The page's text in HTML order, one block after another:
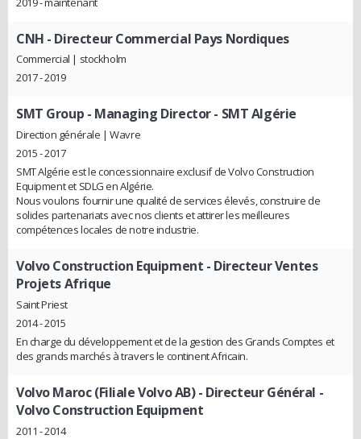
CNH - Directeur Commercial Pays Nordiques
Commercial | stockholm
2017 - 2019
SMT Group - Managing Director - SMT Algérie
Direction générale | Wavre
2015 - 2017
SMT Algérie est le concessionnaire exclusif de Volvo Construction
Equipment et SDLG en Algérie.
Nous voulons fournir une qualité de services élevés, construire de
solides partenariats avec nos clients et attirer les meilleures
compétences locales de notre industrie.
Volvo Construction Equipment - Directeur Ventes
Projets Afrique
Saint Priest
2014 - 2015
En charge du développement et de la gestion des Grands Comptes et
des grands marchés à travers le continent Africain.
Volvo Maroc (Filiale Volvo AB)- Directeur Général -
Volvo Construction Equipment
2011 - 2014